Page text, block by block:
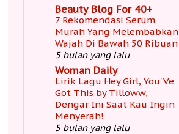
Beauty Blog For 40+
7 Rekomendasi Serum
Murah Yang Melembabkan
Wajah Di Bawah 50 Ribuan
5 bulan yang lalu
Woman Daily
Lirik Lagu Hey Girl, You'Ve
Got This by Tilloww,
Dengar Ini Saat Kau Ingin
Menyerah!
5 bulan yang lalu